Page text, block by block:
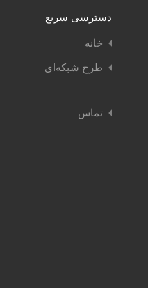
دسترسی سریع
خانه
طرح شبکه‌ای
تماس